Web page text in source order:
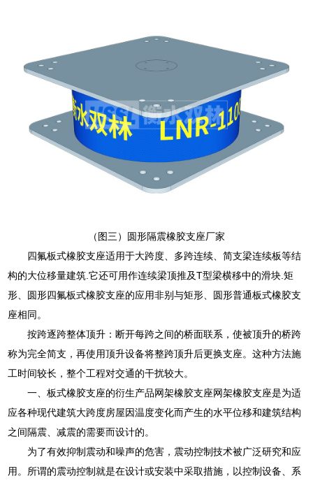
（图三）圆形隔震橡胶支座厂家
四氟板式橡胶支座适用于大跨度、多跨连续、简支梁连续板等结
构的大位移量建筑.它还可用作连续梁顶推及T型梁横移中的滑块.矩
形、圆形四氟板式橡胶支座的应用非别与矩形、圆形普通板式橡胶支
座相同。
按跨逐跨整体顶升：断开每跨之间的桥面联系，使被顶升的桥跨
称为完全简支，再使用顶升设备将整跨顶升后更换支座。这种方法施
工时间较长，整个工程对交通的干扰较大。
一、板式橡胶支座的衍生产品网架橡胶支座网架橡胶支座是为适
应各种现代建筑大跨度房屋因温度变化而产生的水平位移和建筑结构
之间隔震、减震的需要而设计的。
为了有效抑制震动和噪声的危害，震动控制技术被广泛研究和应
用。所谓的震动控制就是在设计或安装中采取措施，以控制设备、系